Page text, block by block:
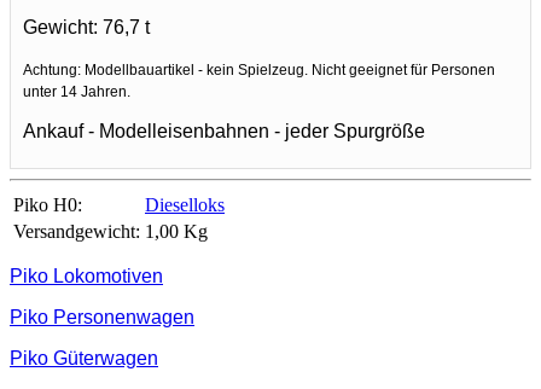
Gewicht: 76,7 t
Achtung: Modellbauartikel - kein Spielzeug. Nicht geeignet für Personen
unter 14 Jahren.
Ankauf - Modelleisenbahnen - jeder Spurgröße
Piko H0:
Dieselloks
Versandgewicht: 1,00 Kg
Piko Lokomotiven
Piko Personenwagen
Piko Güterwagen